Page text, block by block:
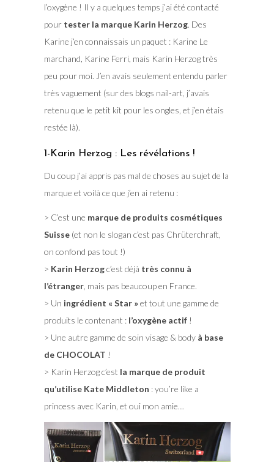
l’oxygène ! Il y a quelques temps j’ai été contacté
pour tester la marque Karin Herzog. Des
Karine j’en connaissais un paquet : Karine Le
marchand, Karine Ferri, mais Karin Herzog très
peu pour moi. J’en avais seulement entendu parler
très vaguement (sur des blogs nail-art, j’avais
retenu que le petit kit pour les ongles, et j’en étais
restée là).
1-Karin Herzog : Les révélations !
Du coup j’ai appris pas mal de choses au sujet de la
marque et voilà ce que j’en ai retenu :
> C’est une marque de produits cosmétiques
Suisse(et non le slogan c’est pas Chrüterchraft,
on confond pas tout !)
> Karin Herzogc’est déjà très connu à
l’étranger, mais pas beaucoup en France.
> Un ingrédient « Star »et tout une gamme de
produits le contenant :l’oxygène actif!
> Une autre gamme de soin visage & body à base
de CHOCOLAT !
> Karin Herzog c’est la marque de produit
qu’utilise Kate Middleton : you’re like a
princess avec Karin, et oui mon amie…